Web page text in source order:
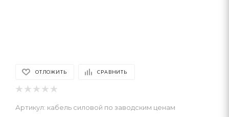
ОТЛОЖИТЬ СРАВНИТЬ
Артикул: кабель силовой по заводским ценам